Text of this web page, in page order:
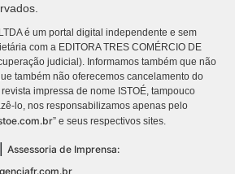
é um portal digital independente e sem
com a EDITORA TRES COMÉRCIO DE
judicial). Informamos também que não
também não oferecemos cancelamento do
impressa de nome ISTOÉ, tampouco
lo, nos responsabilizamos apenas pelo
” e seus respectivos sites.
| Assessoria de Imprensa: